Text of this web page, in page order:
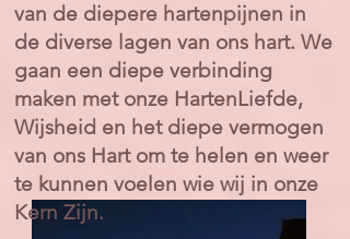
van de diepere hartenpijnen in
de diverse lagen van ons hart. We
gaan een diepe verbinding
maken met onze HartenLiefde,
Wijsheid en het diepe vermogen
van ons Hart om te helen en weer
te kunnen voelen wie wij in onze
Kern Zijn.